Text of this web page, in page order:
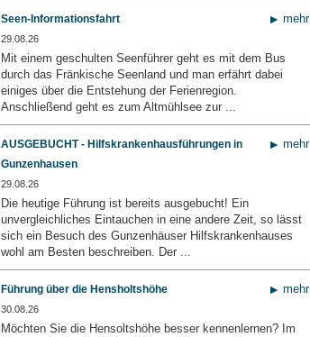
mehr
Seen-Informationsfahrt
29.08.26
Mit einem geschulten Seenführer geht es mit dem Bus
durch das Fränkische Seenland und man erfährt dabei
einiges über die Entstehung der Ferienregion.
Anschließend geht es zum Altmühlsee zur ...
mehr
AUSGEBUCHT - Hilfskrankenhausführungen in
Gunzenhausen
29.08.26
Die heutige Führung ist bereits ausgebucht! Ein
unvergleichliches Eintauchen in eine andere Zeit, so lässt
sich ein Besuch des Gunzenhäuser Hilfskrankenhauses
wohl am Besten beschreiben. Der ...
mehr
Führung über die Hensholtshöhe
30.08.26
Möchten Sie die Hensoltshöhe besser kennenlernen? Im